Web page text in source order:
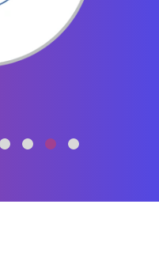
ماء الازرق بالعين